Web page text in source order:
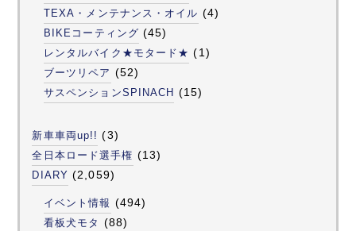
TEXA・メンテナンス・オイル (4)
BIKEコーティング (45)
レンタルバイク★モタード★ (1)
ブーツリペア (52)
サスペンションSPINACH (15)
新車車両up!! (3)
全日本ロード選手権 (13)
DIARY (2,059)
イベント情報 (494)
看板犬モタ (88)